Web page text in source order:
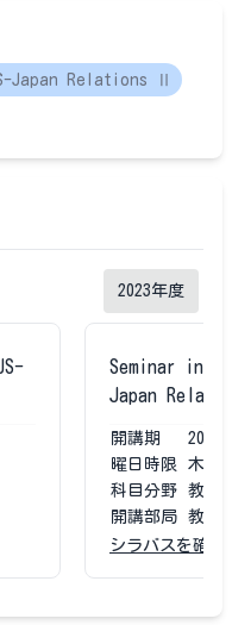
Japan Relations Ⅱ
2023年度
Seminar in
Japan
開講期 2023
曜日時限
木2
科目分野
教養
開講部局
教養
シラバスを確認